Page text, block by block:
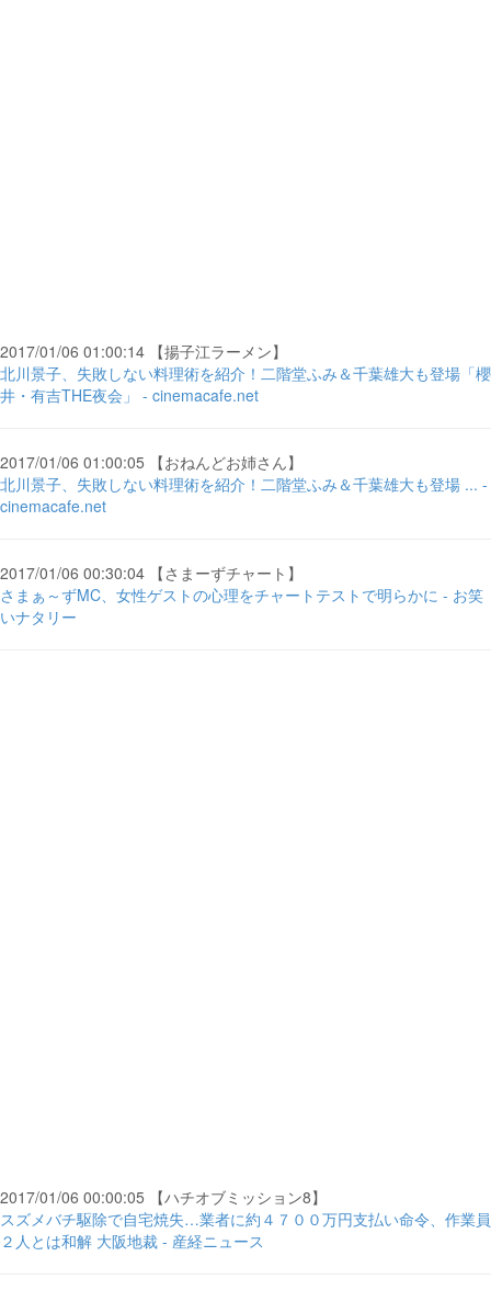
2017/01/06 01:00:14 【揚子江ラーメン】
北川景子、失敗しない料理術を紹介！二階堂ふみ＆千葉雄大も登場「櫻
井・有吉THE夜会」 - cinemacafe.net
2017/01/06 01:00:05 【おねんどお姉さん】
北川景子、失敗しない料理術を紹介！二階堂ふみ＆千葉雄大も登場 ... -
cinemacafe.net
2017/01/06 00:30:04 【さまーずチャート】
さまぁ～ずMC、女性ゲストの心理をチャートテストで明らかに - お笑
いナタリー
2017/01/06 00:00:05 【ハチオブミッション8】
スズメバチ駆除で自宅焼失…業者に約４７００万円支払い命令、作業員
２人とは和解 大阪地裁 - 産経ニュース